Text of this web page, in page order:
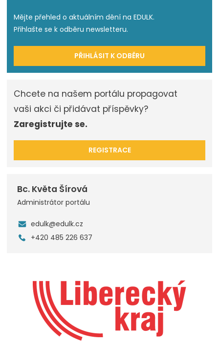
Mějte přehled o aktuálním dění na EDULK.
Přihlašte se k odběru newsletteru.
PŘIHLÁSIT K ODBĚRU
Chcete na našem portálu propagovat
vaši akci či přidávat příspěvky?
Zaregistrujte se.
REGISTRACE
Bc. Květa Šírová
Administrátor portálu
edulk@edulk.cz
+420 485 226 637